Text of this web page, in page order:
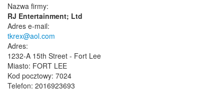
Nazwa firmy:
RJ Entertainment; Ltd
Adres e-mail:
tkrex@aol.com
Adres:
1232-A 15th Street - Fort Lee
Miasto: FORT LEE
Kod pocztowy: 7024
Telefon: 2016923693